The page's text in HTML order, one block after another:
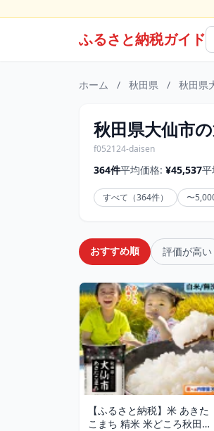
ふるさと納税ガイド
ホーム / 秋田県 / 秋田県
秋田県大仙市
f052124-daisen
364件平均価格: ¥45,537平
すべて（364件） 〜
おすすめ順 評価が高い
【ふるさと納税】米 あきた
こまち 精米 米どころ秋田県